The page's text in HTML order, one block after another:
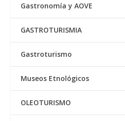
Gastronomía y AOVE
GASTROTURISMIA
Gastroturismo
Museos Etnológicos
OLEOTURISMO